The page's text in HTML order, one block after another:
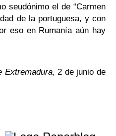
seudónimo el de “Carmen
de la portuguesa, y con
eso en Rumanía aún hay
Extremadura, 2 de junio de